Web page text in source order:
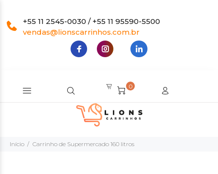
+55 11 2545-0030 / +55 11 95590-5500
vendas@lionscarrinhos.com.br
0
Início Carrinho de Supermercado 160 litros